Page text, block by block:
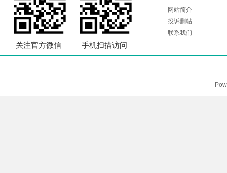
关注官方微信 手机扫描访问
网站简介
投诉删帖
联系我们